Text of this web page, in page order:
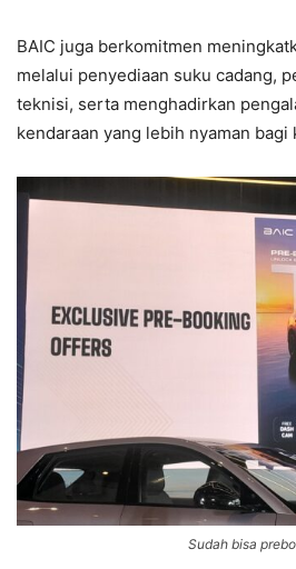
BAIC juga berkomitmen
melalui penyediaan suku cadang,
teknisi, serta menghadirkan
kendaraan yang lebih nyaman bagi
Sudah bisa